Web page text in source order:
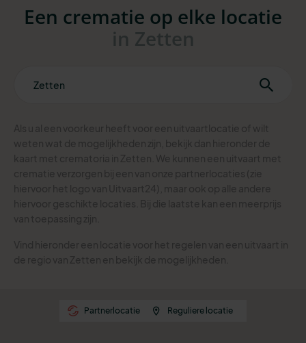
Een crematie op elke locatie
in Zetten
Partnerlocatie Reguliere locatie